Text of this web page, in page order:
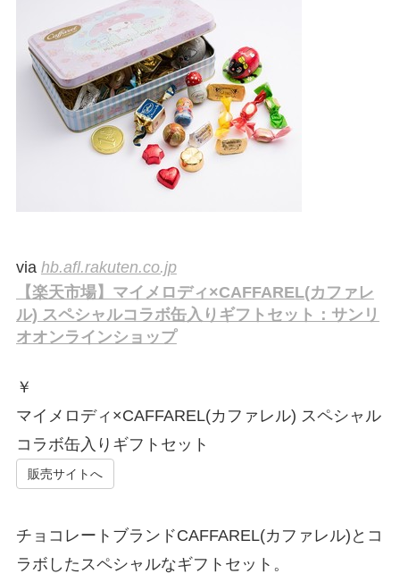
via hb.afl.rakuten.co.jp
【楽天市場】マイメロディ×CAFFAREL(カファレ
ル) スペシャルコラボ缶入りギフトセット：サンリ
オオンラインショップ
￥
マイメロディ×CAFFAREL(カファレル) スペシャル
コラボ缶入りギフトセット
販売サイトへ
チョコレートブランドCAFFAREL(カファレル)とコ
ラボしたスペシャルなギフトセット。